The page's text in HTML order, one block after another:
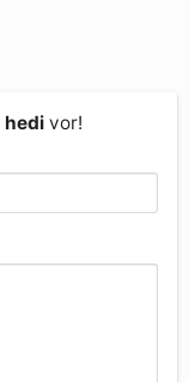
hedi vor!